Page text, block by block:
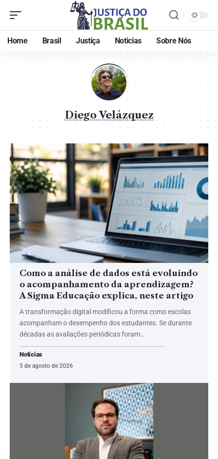
Home Brasil Justiça Noticias Sobre Nós
Diego Velázquez
Como a análise de dados está evoluindo
o acompanhamento da aprendizagem?
A Sigma Educação explica, neste artigo
A transformação digital modificou a forma como escolas
acompanham o desempenho dos estudantes. Se durante
décadas as avaliações periódicas foram…
Noticias
5 de agosto de 2026